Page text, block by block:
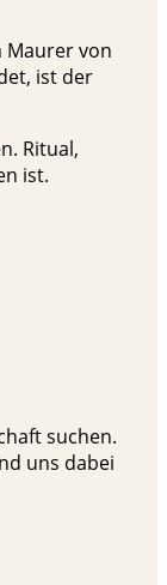
Maurer von
ist der
Ritual,
ist.
suchen.
uns dabei